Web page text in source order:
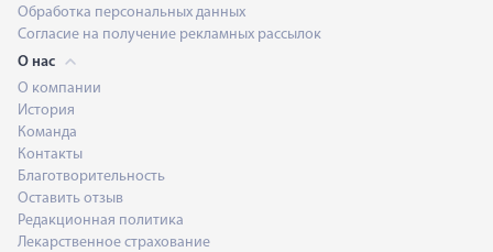
Обработка персональных данных
Согласие на получение рекламных рассылок
О нас
О компании
История
Команда
Контакты
Благотворительность
Оставить отзыв
Редакционная политика
Лекарственное страхование